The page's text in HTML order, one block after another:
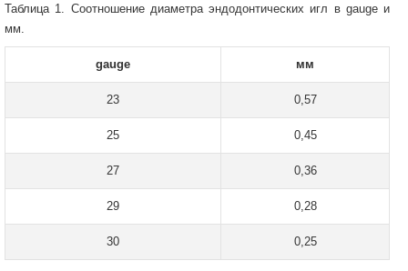
Таблица 1. Соотношение диаметра эндодонтических игл в gauge и
мм.
gauge мм
23 0,57
25 0,45
27 0,36
29 0,28
30 0,25